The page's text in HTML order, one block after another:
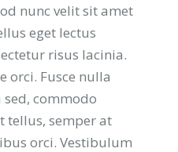
nunc velit sit amet
eget lectus
risus lacinia.
orci. Fusce nulla
commodo
tellus, semper at
orci. Vestibulum